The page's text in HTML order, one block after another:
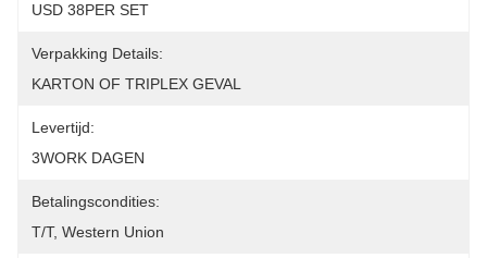
USD 38PER SET
Verpakking Details:
KARTON OF TRIPLEX GEVAL
Levertijd:
3WORK DAGEN
Betalingscondities:
T/T, Western Union